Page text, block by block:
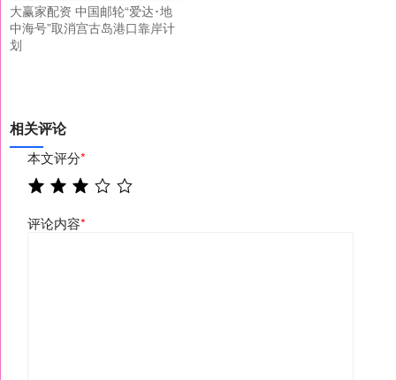
大赢家配资 中国邮轮“爱达･地
中海号”取消宫古岛港口靠岸计
划
相关评论
本文评分*
评论内容*